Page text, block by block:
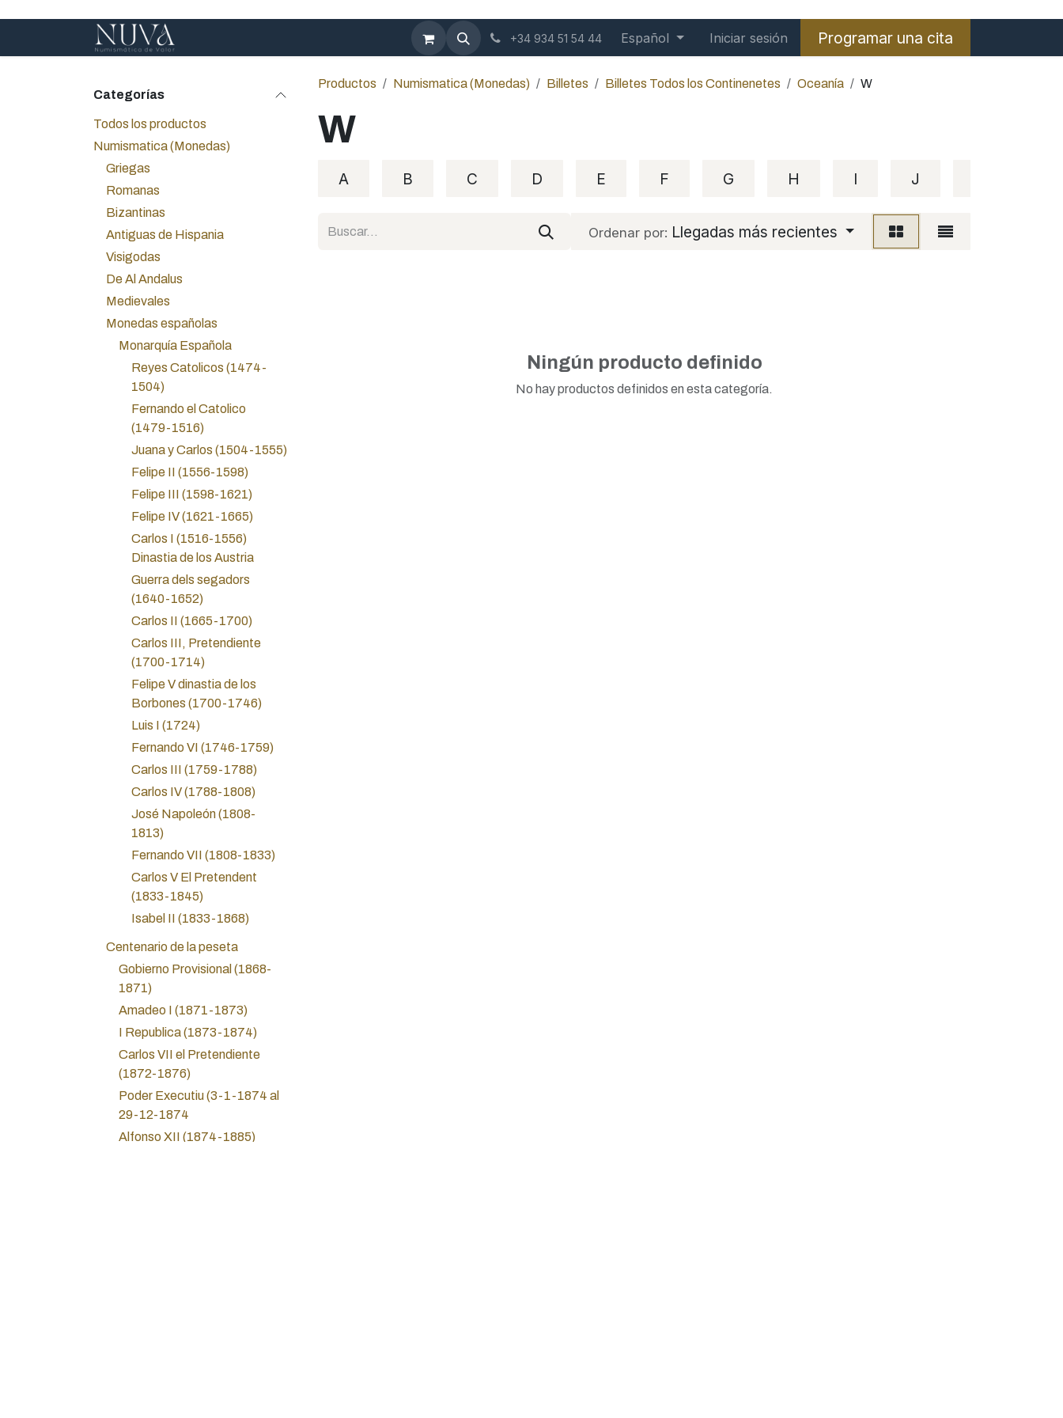
Ir al contenido Contáctenos Blog
+34 934 51 54 44 Español Iniciar sesión Programar una cita
Categorías
Todos los productos
Numismatica (Monedas)
Griegas
Romanas
Bizantinas
Antiguas de Hispania
Visigodas
De Al Andalus
Medievales
Monedas españolas
Monarquía Española
Reyes Catolicos (1474-
1504)
Fernando el Catolico
(1479-1516)
Juana y Carlos (1504-1555)
Felipe II (1556-1598)
Felipe III (1598-1621)
Felipe IV (1621-1665)
Carlos I (1516-1556)
Dinastia de los Austria
Guerra dels segadors
(1640-1652)
Carlos II (1665-1700)
Carlos III, Pretendiente
(1700-1714)
Felipe V dinastia de los
Borbones (1700-1746)
Luis I (1724)
Fernando VI (1746-1759)
Carlos III (1759-1788)
Carlos IV (1788-1808)
José Napoleón (1808-
1813)
Fernando VII (1808-1833)
Carlos V El Pretendent
(1833-1845)
Isabel II (1833-1868)
Centenario de la peseta
Gobierno Provisional (1868-
1871)
Amadeo I (1871-1873)
I Republica (1873-1874)
Carlos VII el Pretendiente
(1872-1876)
Poder Executiu (3-1-1874 al
29-12-1874
Alfonso XII (1874-1885)
Productos Numismatica (Monedas) Billetes Billetes Todos los Continenetes Oceanía W
W
A B C D E F G H I J
Ordenar por: Llegadas más recientes
Ningún producto definido
No hay productos definidos en esta categoría.